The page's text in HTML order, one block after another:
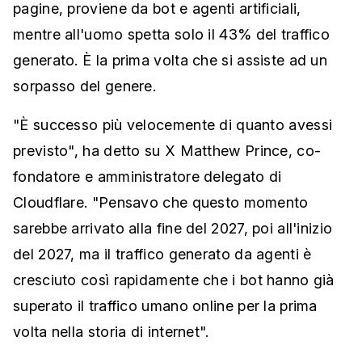
pagine, proviene da bot e agenti artificiali,
mentre all'uomo spetta solo il 43% del traffico
generato. È la prima volta che si assiste ad un
sorpasso del genere.
"È successo più velocemente di quanto avessi
previsto", ha detto su X Matthew Prince, co-
fondatore e amministratore delegato di
Cloudflare. "Pensavo che questo momento
sarebbe arrivato alla fine del 2027, poi all'inizio
del 2027, ma il traffico generato da agenti è
cresciuto così rapidamente che i bot hanno già
superato il traffico umano online per la prima
volta nella storia di internet".